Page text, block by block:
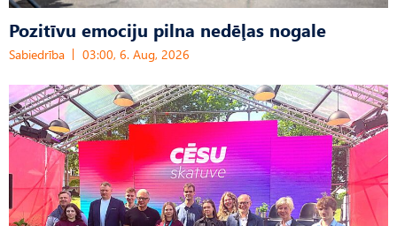
Pozitīvu emociju pilna nedēļas nogale
Sabiedrība 03:00, 6. Aug, 2026